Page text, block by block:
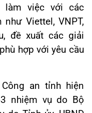
làm việc với các
Viettel, VNPT,
đề xuất các giải
hợp với yêu cầu
an tỉnh hiện
nhiệm vụ do Bộ